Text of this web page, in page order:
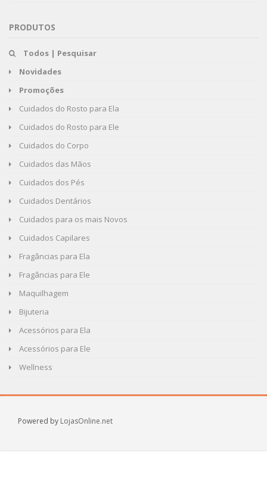
PRODUTOS
Todos | Pesquisar
Novidades
Promoções
Cuidados do Rosto para Ela
Cuidados do Rosto para Ele
Cuidados do Corpo
Cuidados das Mãos
Cuidados dos Pés
Cuidados Dentários
Cuidados para os mais Novos
Cuidados Capilares
Fragâncias para Ela
Fragâncias para Ele
Maquilhagem
Bijuteria
Acessórios para Ela
Acessórios para Ele
Wellness
Powered by LojasOnline.net